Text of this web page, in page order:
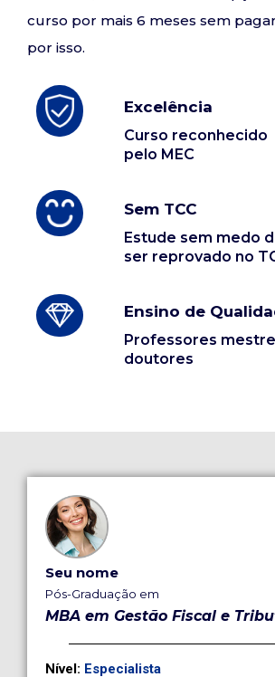
curso por mais 6 meses sem
por isso.
Excelência
Curso reconhecido
pelo MEC
Sem TCC
Estude sem medo
ser reprovado no
Ensino de
Professores
doutores
Seu nome
Pós-Graduação em
MBA em Gestão Fiscal e
Nível: Especialista